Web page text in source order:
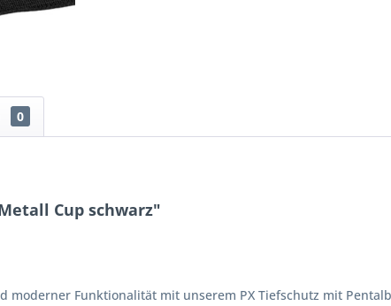
0
Cup schwarz"
Funktionalität mit unserem PX Tiefschutz mit